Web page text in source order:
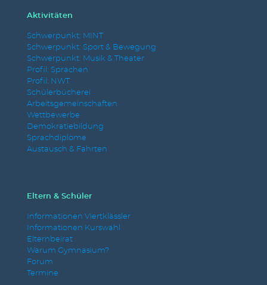
Aktivitäten
Schwerpunkt: MINT
Schwerpunkt: Sport & Bewegung
Schwerpunkt: Musik & Theater
Profil: Sprachen
Profil: NWT
Schülerbücherei
Arbeitsgemeinschaften
Wettbewerbe
Demokratiebildung
Sprachdiplome
Austausch & Fahrten
Eltern & Schüler
Informationen Viertklässler
Informationen Kurswahl
Elternbeirat
Warum Gymnasium?
Forum
Termine